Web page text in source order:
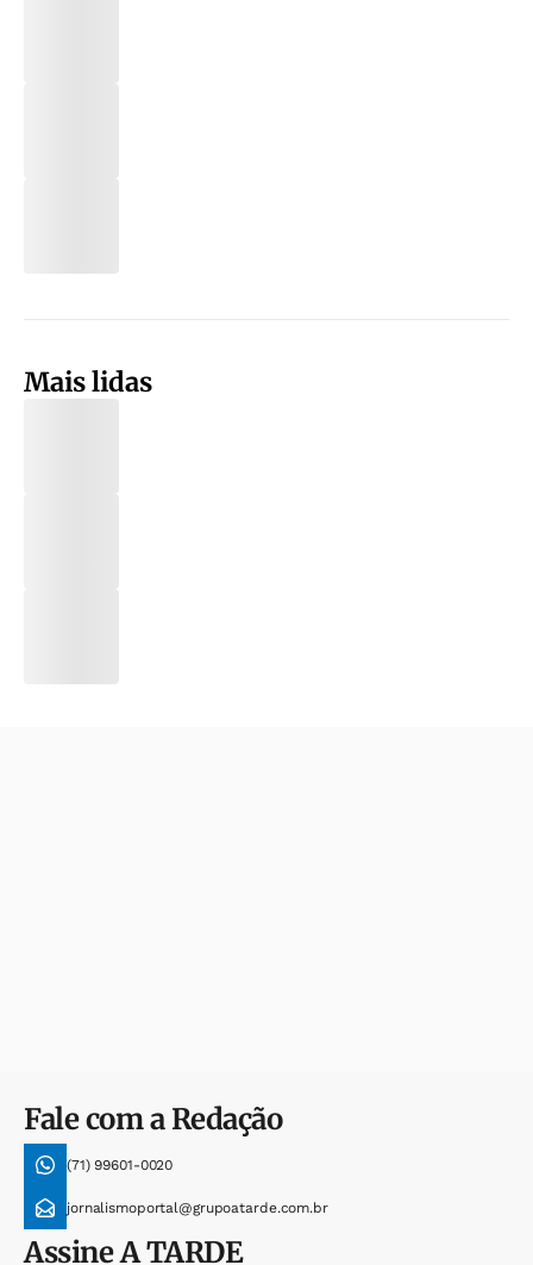
Mais lidas
Fale com a Redação
(71) 99601-0020
jornalismoportal@grupoatarde.com.br
AssineA TARDE